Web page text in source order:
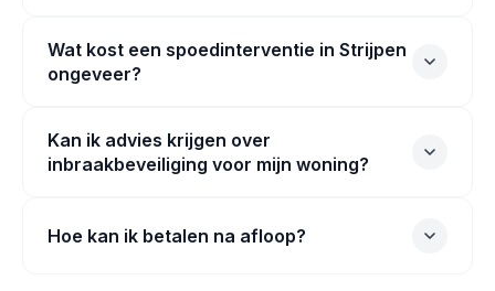
Wat kost een spoedinterventie in Strijpen
ongeveer?
Kan ik advies krijgen over
inbraakbeveiliging voor mijn woning?
Hoe kan ik betalen na afloop?